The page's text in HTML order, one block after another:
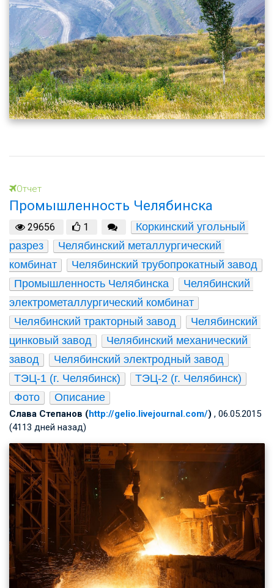
Отчет
Промышленность Челябинска
29656 1
Коркинский угольный
разрез
Челябинский металлургический
комбинат
Челябинский трубопрокатный завод
Промышленность Челябинска
Челябинский
электрометаллургический комбинат
Челябинский тракторный завод
Челябинский
цинковый завод
Челябинский механический
завод
Челябинский электродный завод
ТЭЦ-1 (г. Челябинск)
ТЭЦ-2 (г. Челябинск)
Фото
Описание
Слава Степанов (http://gelio.livejournal.com/) , 06.05.2015
(4113 дней назад)